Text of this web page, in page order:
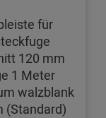
für
120 mm
1 Meter
walzblank
(Standard)